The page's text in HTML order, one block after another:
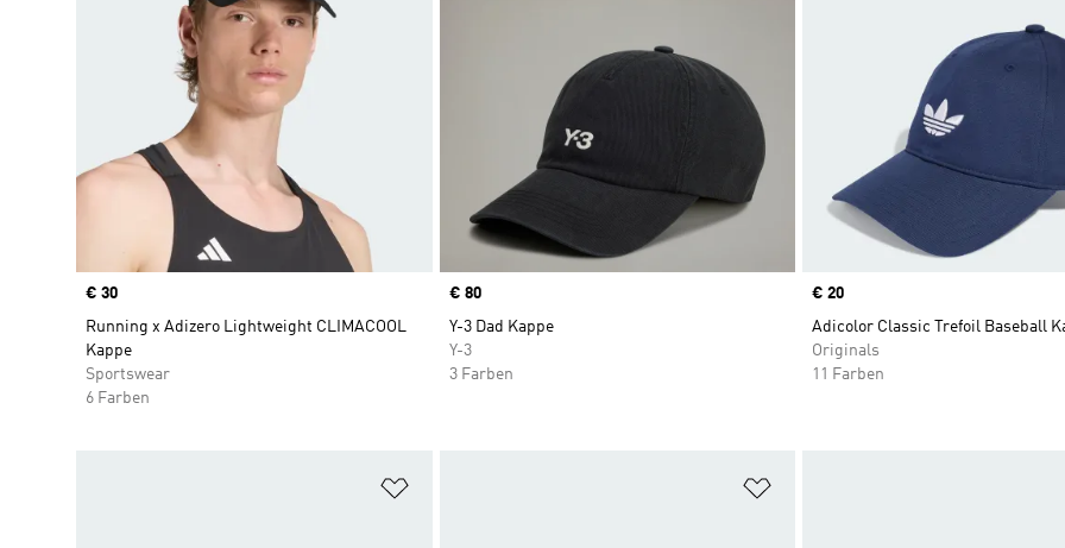
Price
€ 30
Running x Adizero Lightweight CLIMACOOL
Kappe
Sportswear
6 Farben
Price
€ 80
Y-3 Dad Kappe
Y-3
3 Farben
Price
€ 20
Adicolor Classic Trefoil Baseball
Originals
11 Farben